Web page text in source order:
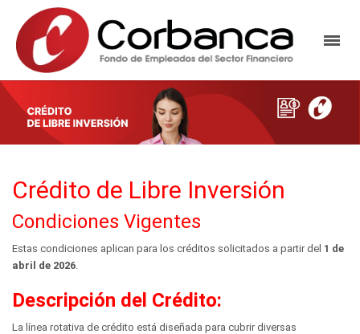
Crédito de Libre Inversión
Condiciones Vigentes
Estas condiciones aplican para los créditos solicitados a partir del 1 de
abril de 2026.
Descripción del Crédito:
La línea rotativa de crédito está diseñada para cubrir diversas